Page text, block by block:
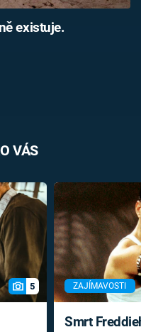
existuje.
VÁS
5 ZAJÍMAVOSTI
Smrt